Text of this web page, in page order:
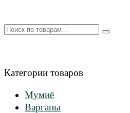
Искать:
Категории товаров
Мумиё
Варганы